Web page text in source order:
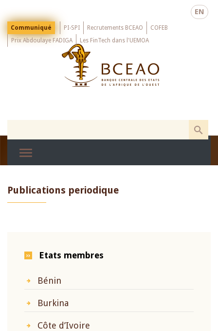
main
EN
Menu
Top
Communiqué PI-SPI Recrutements BCEAO
COFEB
Prix Abdoulaye FADIGA
Les FinTech dans l'UEMOA
Publications periodique
Etats membres
Bénin
Burkina
Côte d’Ivoire